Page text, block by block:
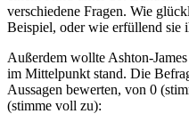
verschiedene Fragen. Wie
Beispiel, oder wie erfüllend sie
Außerdem wollte Ashton-
im Mittelpunkt stand. Die
Aussagen bewerten, von 0
(stimme voll zu):